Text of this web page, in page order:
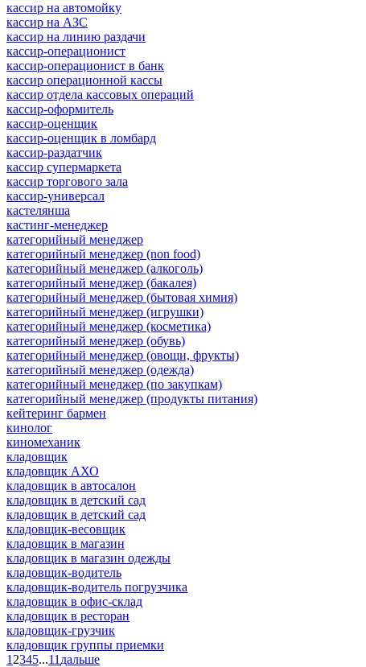
кассир на автомойку
кассир на АЗС
кассир на линию раздачи
кассир-операционист
кассир-операционист в банк
кассир операционной кассы
кассир отдела кассовых операций
кассир-оформитель
кассир-оценщик
кассир-оценщик в ломбард
кассир-раздатчик
кассир супермаркета
кассир торгового зала
кассир-универсал
кастелянша
кастинг-менеджер
категорийный менеджер
категорийный менеджер (non food)
категорийный менеджер (алкоголь)
категорийный менеджер (бакалея)
категорийный менеджер (бытовая химия)
категорийный менеджер (игрушки)
категорийный менеджер (косметика)
категорийный менеджер (обувь)
категорийный менеджер (овощи, фрукты)
категорийный менеджер (одежда)
категорийный менеджер (по закупкам)
категорийный менеджер (продукты питания)
кейтеринг бармен
кинолог
киномеханик
кладовщик
кладовщик АХО
кладовщик в автосалон
кладовщик в детский сад
кладовщик в детский сад
кладовщик-весовщик
кладовщик в магазин
кладовщик в магазин одежды
кладовщик-водитель
кладовщик-водитель погрузчика
кладовщик в офис-склад
кладовщик в ресторан
кладовщик-грузчик
кладовщик группы приемки
1 2345...11 дальше